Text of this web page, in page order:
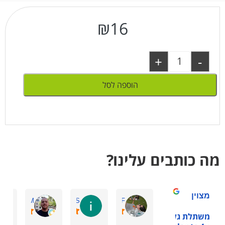
₪16
-
+
הוספה לסל
מה כותבים עלינו?
מצוין
משתלת גלילות -
ornit F.
ilana S.
Guy M.